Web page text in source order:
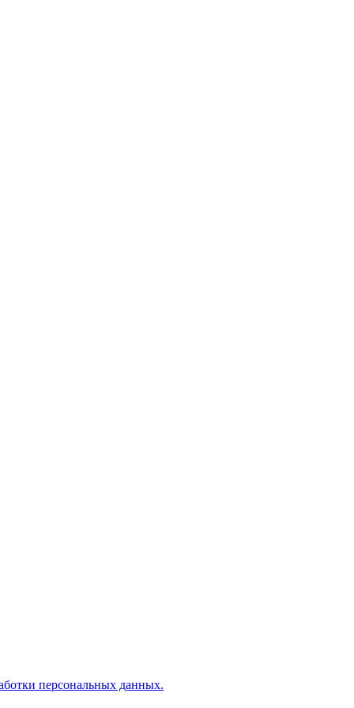
персональных данных.